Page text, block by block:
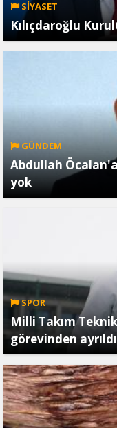
SİYASET
Kılıçdaroğlu
GÜNDEM
Abdullah
yok
SPOR
Milli Takım
görevinden ayrıldı